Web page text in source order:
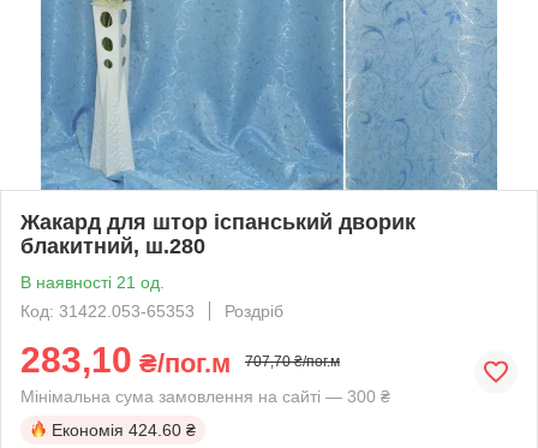
Жакард для штор іспанський дворик
блакитний, ш.280
В наявності 21 од.
Код: 31422.053-65353
Роздріб
283,10 ₴/пог.м 707,70 ₴/пог.м
Мінімальна сума замовлення на сайті — 300 ₴
Економія 424.60 ₴